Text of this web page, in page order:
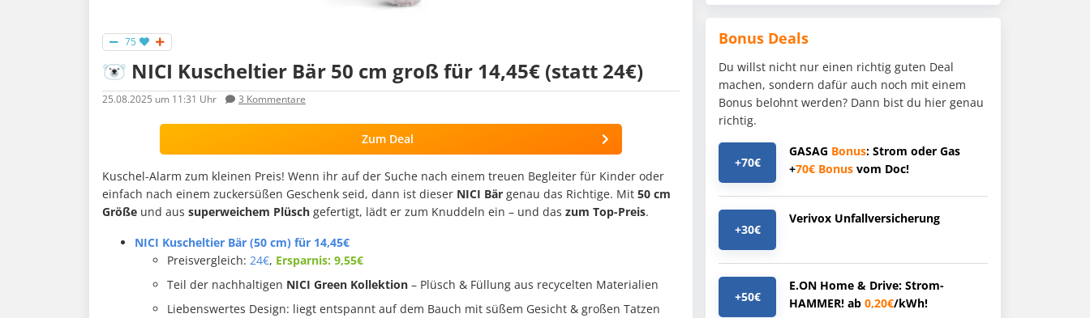
75
🐻‍❄️ NICI Kuscheltier Bär 50 cm groß für 14,45€ (statt 24€)
25.08.2025 um 11:31 Uhr 3 Kommentare
Zum Deal
Kuschel-Alarm zum kleinen Preis! Wenn ihr auf der Suche nach einem treuen Begleiter für Kinder oder
einfach nach einem zuckersüßen Geschenk seid, dann ist dieser NICI Bär genau das Richtige. Mit 50 cm
Größe und aus superweichem Plüsch gefertigt, lädt er zum Knuddeln ein – und das zum Top-Preis.
NICI Kuscheltier Bär (50 cm) für 14,45€
Preisvergleich: 24€, Ersparnis: 9,55€
Teil der nachhaltigen NICI Green Kollektion – Plüsch & Füllung aus recycelten Materialien
Liebenswertes Design: liegt entspannt auf dem Bauch mit süßem Gesicht & großen Tatzen
Bonus Deals
Du willst nicht nur einen richtig guten Deal
machen, sondern dafür auch noch mit einem
Bonus belohnt werden? Dann bist du hier genau
richtig.
+70€
GASAG Bonus: Strom oder Gas
+70€ Bonus vom Doc!
+30€
Verivox Unfallversicherung
+50€
E.ON Home & Drive: Strom-
HAMMER! ab 0,20€/kWh!